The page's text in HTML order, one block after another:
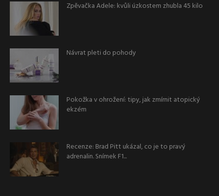
Zpěvačka Adele: kvůli úzkostem zhubla 45 kilo
Návrat pleti do pohody
Pokožka v ohrožení: tipy, jak zmírnit atopický
ekzém
Recenze: Brad Pitt ukázal, co je to pravý
adrenalin. Snímek F1...